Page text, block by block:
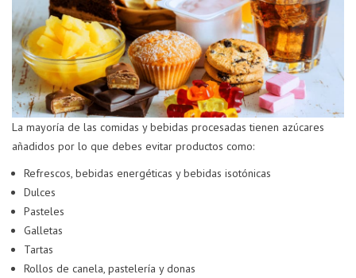
La mayoría de las comidas y bebidas procesadas tienen azúcares
añadidos por lo que debes evitar productos como:
Refrescos, bebidas energéticas y bebidas isotónicas
Dulces
Pasteles
Galletas
Tartas
Rollos de canela, pastelería y donas